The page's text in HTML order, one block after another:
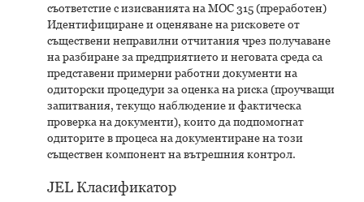
съответстие с изисванията на МОС 315 (преработен)
Идентифициране и оценяване на рисковете от
съществени неправилни отчитания чрез получаване
на разбиране за предприятието и неговата среда са
представени примерни работни документи на
одиторски процедури за оценка на риска (проучващи
запитвания, текущо наблюдение и фактическа
проверка на документи), които да подпомогнат
одиторите в процеса на документиране на този
съществен компонент на вътрешния контрол.
JEL Класификатор